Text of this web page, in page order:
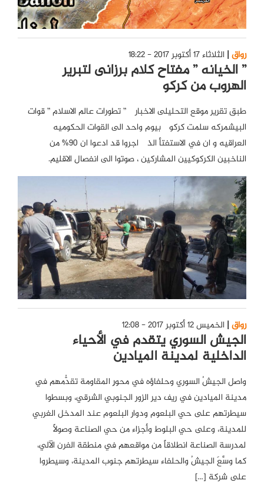
رواق الثلاثاء 17 أكتوبر 2017 - 18:22
” الخیانه ” مفتاح کلام برزانی لتبریر
الهروب من کرکوک
طبق تقریر موقع التحلیلی الاخباری ” تطورات عالم الاسلام ” قوات
البیشمرکه سلمت کرکوک بیوم واحد الی القوات الحکومیه
العراقیه و ان في الاستفتأ الذی اجروا قد ادعوا ان 90% من
الناخبین الکرکوکیین المشارکین ، صوتوا الی انفصال الاقلیم.
رواق الخميس 12 أكتوبر 2017 - 12:08
الجيش السوري يتقدم في الأحياء
الداخلية لمدينة الميادين
واصل الجيشُ السوري وحلفاؤه في محورِ المقاومة تقدُّمهم في
مدينة الميادين في ريف دير الزور الجنوبي الشرقي، وبسطوا
سيطرتهم على حي البلعوم ودوار البلعوم عند المدخل الغربي
للمدينة، وعلى حي البلوط وأجزاء من حي الصناعة وصولاً
لمدرسة الصناعة انطلاقاً من مواقعهم في منطقة الفرن الآلي،
كما وسَّعَ الجيشُ والحلفاء سيطرتهم جنوب المدينة، وسيطروا
على شركة […]